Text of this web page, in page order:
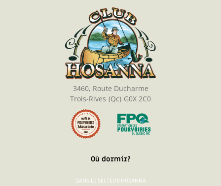
3460, Route Ducharme
Trois-Rives (Qc) G0X 2C0
Où dormir?
DANS LE SECTEUR HOSANNA